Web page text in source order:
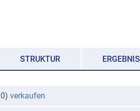
STRUKTUR ERGEBNIS
verkaufen